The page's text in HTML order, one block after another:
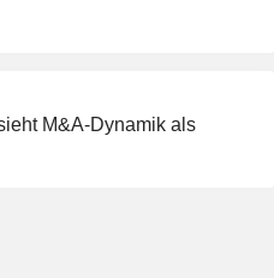
M&A-Dynamik als